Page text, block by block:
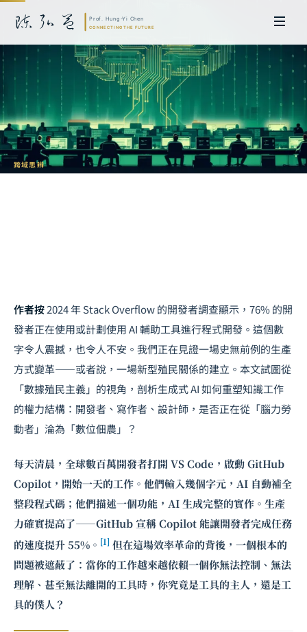
跨域思辨
作者按2024 年 Stack Overflow 的開發者調查顯示，76% 的開
發者正在使用或計劃使用 AI 輔助工具進行程式開發。這個數
字令人震撼，也令人不安。我們正在見證一場史無前例的生產
方式變革——或者說，一場新型殖民關係的建立。本文試圖從
「數據殖民主義」的視角，剖析生成式 AI 如何重塑知識工作
的權力結構：開發者、寫作者、設計師，是否正在從「腦力勞
動者」淪為「數位佃農」？
每天清晨，全球數百萬開發者打開 VS Code，啟動 GitHub
Copilot，開始一天的工作。他們輸入幾個字元，AI 自動補全
整段程式碼；他們描述一個功能，AI 生成完整的實作。生產
力確實提高了——GitHub 宣稱 Copilot 能讓開發者完成任務
的速度提升 55%。 [1] 但在這場效率革命的背後，一個根本的
問題被遮蔽了：當你的工作越來越依賴一個你無法控制、無法
理解、甚至無法離開的工具時，你究竟是工具的主人，還是工
具的僕人？